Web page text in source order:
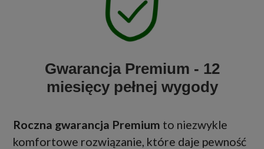
Gwarancja Premium - 12
miesięcy pełnej wygody
Roczna gwarancja Premium to niezwykle
komfortowe rozwiązanie, które daje pewność